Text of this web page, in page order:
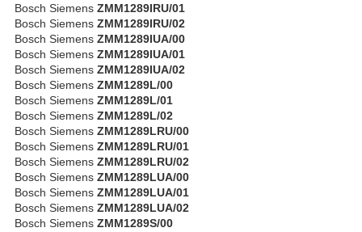
Bosch Siemens ZMM1289IRU/01
Bosch Siemens ZMM1289IRU/02
Bosch Siemens ZMM1289IUA/00
Bosch Siemens ZMM1289IUA/01
Bosch Siemens ZMM1289IUA/02
Bosch Siemens ZMM1289L/00
Bosch Siemens ZMM1289L/01
Bosch Siemens ZMM1289L/02
Bosch Siemens ZMM1289LRU/00
Bosch Siemens ZMM1289LRU/01
Bosch Siemens ZMM1289LRU/02
Bosch Siemens ZMM1289LUA/00
Bosch Siemens ZMM1289LUA/01
Bosch Siemens ZMM1289LUA/02
Bosch Siemens ZMM1289S/00